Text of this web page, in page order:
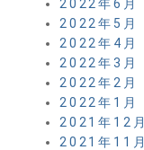
2022年6月
2022年5月
2022年4月
2022年3月
2022年2月
2022年1月
2021年12月
2021年11月